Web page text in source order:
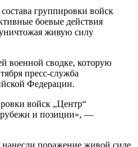
группировки войск
боевые действия
живую силу
военной сводке, которую
пресс-служба
Федерации.
войск „Центр“
рубежи и позиции», —
поражение живой силе